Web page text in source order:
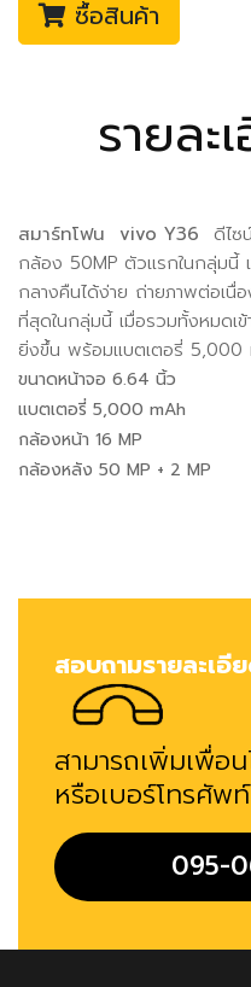
ซื้อสินค้า
รายละ
สมาร์ทโฟน vivo Y36 ดีไซ
กล้อง 50MP ตัวแรกในกลุ่มนี้
กลางคืนได้ง่าย ถ่ายภาพต่อเนื่
ที่สุดในกลุ่มนี้ เมื่อรวมทั้งหมดเ
ยิ่งขึ้น พร้อมแบตเตอรี่ 5,000
ขนาดหน้าจอ 6.64 นิ้ว
แบตเตอรี่ 5,000 mAh
กล้องหน้า 16 MP
กล้องหลัง 50 MP + 2 MP
สอบถามรายละเอี
สามารถเพิ่มเพื่อ
หรือเบอร์โทรศัพท์
095-